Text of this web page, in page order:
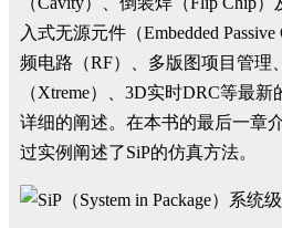
入式无源元件（Embedded
频电路（RF）、多版图项目管理
（Xtreme）、3D实时DRC等最
详细的阐述。在本书的最后一章
过实例阐述了SiP的仿真方法。